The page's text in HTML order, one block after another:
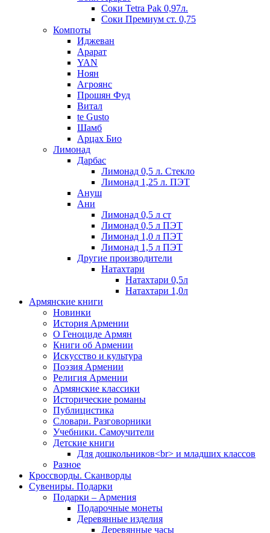
Соки Tetra Pak 0,97л.
Соки Премиум ст. 0,75
Компоты
Иджеван
Арарат
YAN
Ноян
Агроянс
Прошян Фуд
Витал
te Gusto
Шамб
Арцах Био
Лимонад
Дарбас
Лимонад 0,5 л. Стекло
Лимонад 1,25 л. ПЭТ
Ануш
Ани
Лимонад 0,5 л ст
Лимонад 0,5 л ПЭТ
Лимонад 1,0 л ПЭТ
Лимонад 1,5 л ПЭТ
Другие производители
Натахтари
Натахтари 0,5л
Натахтари 1,0л
Армянские книги
Новинки
История Армении
О Геноциде Армян
Книги об Армении
Иcкусство и культура
Поэзия Армении
Религия Армении
Армянские классики
Исторические романы
Публицистика
Словари. Разговорники
Учебники. Самоучители
Детские книги
Для дошкольников<br> и младших классов
Разное
Кроссворды. Сканворды
Сувениры. Подарки
Подарки – Армения
Подарочные монеты
Деревянные изделия
Деревянные часы